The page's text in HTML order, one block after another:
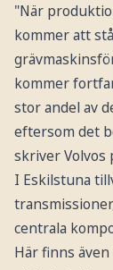
"När
kommer att
kommer
stor andel av
eftersom det
skriver Volvos
I Eskilstuna
centrala
Här finns